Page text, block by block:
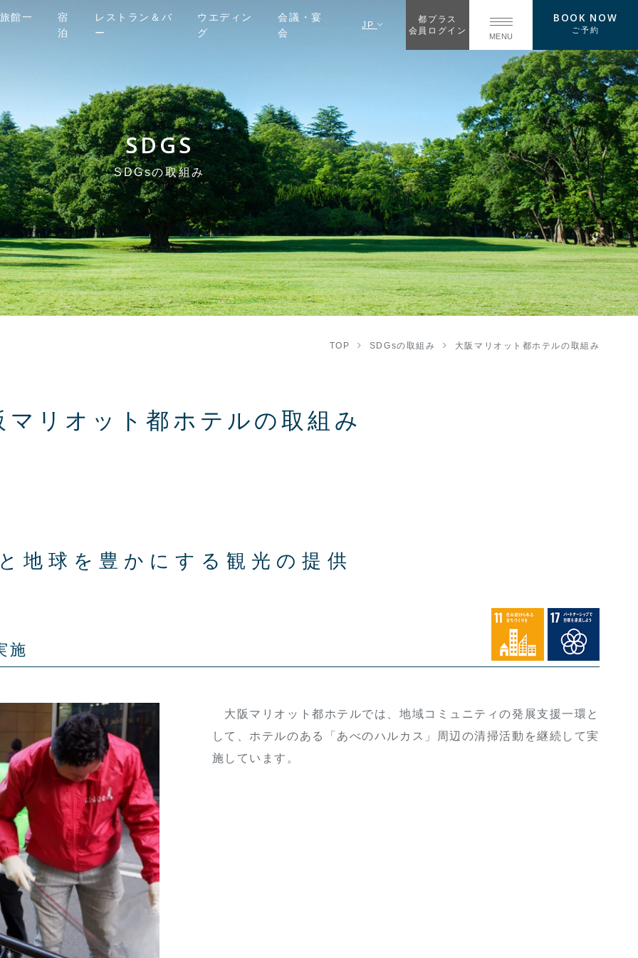
館一
宿
泊
レストラン＆バ
ー
ウエディン
グ
会議・宴
会
JP
都プラス
会員ログイン
MENU
BOOK NOW
ご予約
SDGS
SDGsの取組み
TOP SDGsの取組み 大阪マリオット都ホテルの取組み
マリオット都ホテルの取組み
地球を豊かにする観光の提供
施
大阪マリオット都ホテルでは、地域コミュニティの発展支援一環と
して、ホテルのある「あべのハルカス」周辺の清掃活動を継続して実
施しています。